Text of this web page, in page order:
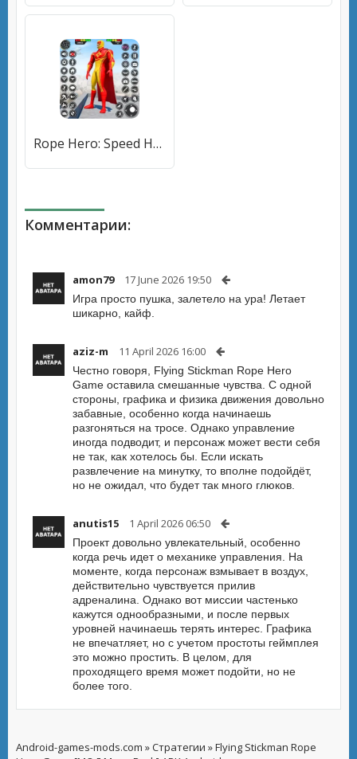
Rope Hero: Speed Hero Games (Роуп Хиро) [МОД Premium] APK Android
Комментарии:
amon79 17 June 2026 19:50
Игра просто пушка, залетело на ура! Летает
шикарно, кайф.
aziz-m 11 April 2026 16:00
Честно говоря, Flying Stickman Rope Hero
Game оставила смешанные чувства. С одной
стороны, графика и физика движения довольно
забавные, особенно когда начинаешь
разгоняться на тросе. Однако управление
иногда подводит, и персонаж может вести себя
не так, как хотелось бы. Если искать
развлечение на минутку, то вполне подойдёт,
но не ожидал, что будет так много глюков.
anutis15 1 April 2026 06:50
Проект довольно увлекательный, особенно
когда речь идет о механике управления. На
моменте, когда персонаж взмывает в воздух,
действительно чувствуется прилив
адреналина. Однако вот миссии частенько
кажутся однообразными, и после первых
уровней начинаешь терять интерес. Графика
не впечатляет, но с учетом простоты геймплея
это можно простить. В целом, для
проходящего время может подойти, но не
более того.
Android-games-mods.com »Стратегии » Flying Stickman Rope